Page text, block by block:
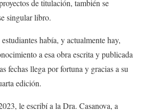
de titulación, también se
singular libro.
había, y actualmente hay,
a esa obra escrita y publicada
fechas llega por fortuna y gracias a su
edición.
le escribí a la Dra. Casanova, a